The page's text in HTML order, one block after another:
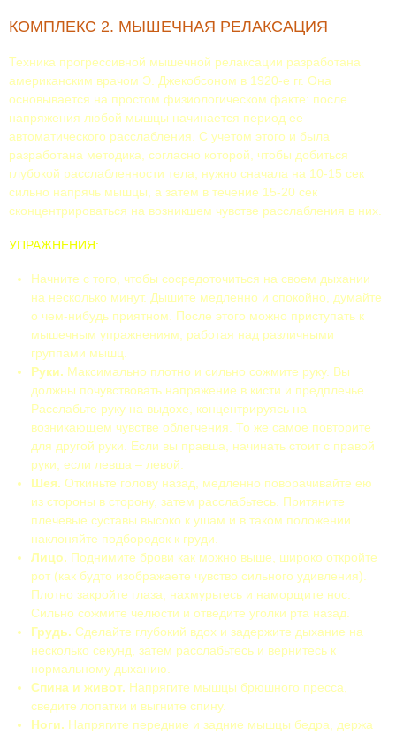
КОМПЛЕКС 2. МЫШЕЧНАЯ РЕЛАКСАЦИЯ
Техника прогрессивной мышечной релаксации разработана
американским врачом Э. Джекобсоном в 1920-е гг. Она
основывается на простом физиологическом факте: после
напряжения любой мышцы начинается период ее
автоматического расслабления. С учетом этого и была
разработана методика, согласно которой, чтобы добиться
глубокой расслабленности тела, нужно сначала на 10-15 сек
сильно напрячь мышцы, а затем в течение 15-20 сек
сконцентрироваться на возникшем чувстве расслабления в них.
УПРАЖНЕНИЯ:
Начните с того, чтобы сосредоточиться на своем дыхании
на несколько минут. Дышите медленно и спокойно, думайте
о чем-нибудь приятном. После этого можно приступать к
мышечным упражнениям, работая над различными
группами мышц.
Руки. Максимально плотно и сильно сожмите руку. Вы
должны почувствовать напряжение в кисти и предплечье.
Расслабьте руку на выдохе, концентрируясь на
возникающем чувстве облегчения. То же самое повторите
для другой руки. Если вы правша, начинать стоит с правой
руки, если левша – левой.
Шея. Откиньте голову назад, медленно поворачивайте ею
из стороны в сторону, затем расслабьтесь. Притяните
плечевые суставы высоко к ушам и в таком положении
наклоняйте подбородок к груди.
Лицо. Поднимите брови как можно выше, широко откройте
рот (как будто изображаете чувство сильного удивления).
Плотно закройте глаза, нахмурьтесь и наморщите нос.
Сильно сожмите челюсти и отведите уголки рта назад.
Грудь. Сделайте глубокий вдох и задержите дыхание на
несколько секунд, затем расслабьтесь и вернитесь к
нормальному дыханию.
Спина и живот. Напрягите мышцы брюшного пресса,
сведите лопатки и выгните спину.
Ноги. Напрягите передние и задние мышцы бедра, держа